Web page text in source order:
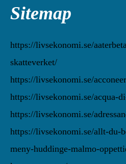
Sitemap
https://livsekonomi.se/
skatteverket/
https://livsekonomi.se/
https://livsekonomi.se/acqua-
https://livsekonomi.se/
https://livsekonomi.se/allt-du-
meny-huddinge-malmo-